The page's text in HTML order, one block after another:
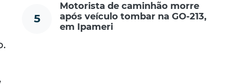
5
Motorista de caminhão morre
após veículo tombar na GO-213,
em Ipameri